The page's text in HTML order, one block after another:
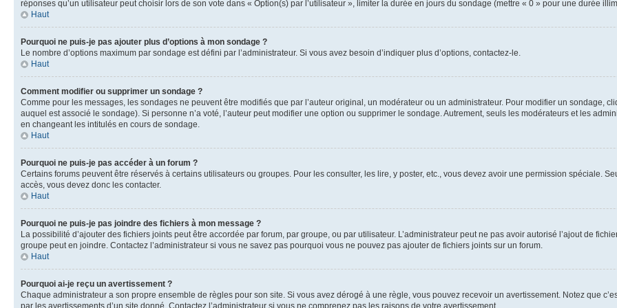
réponses qu’un utilisateur peut choisir lors de son vote dans « Option(s) par l’utilisateur », limiter la durée en jours du sondage (mettre « 0 » pour une durée
Haut
Pourquoi ne puis-je pas ajouter plus d’options à mon sondage ?
Le nombre d’options maximum par sondage est défini par l’administrateur. Si vous avez besoin d’indiquer plus d’options, contactez-le.
Haut
Comment modifier ou supprimer un sondage ?
Comme pour les messages, les sondages ne peuvent être modifiés que par l’auteur original, un modérateur ou un administrateur. Pour modifier un sondage,
auquel est associé le sondage). Si personne n’a voté, l’auteur peut modifier une option ou supprimer le sondage. Autrement, seuls les modérateurs et les
en changeant les intitulés en cours de sondage.
Haut
Pourquoi ne puis-je pas accéder à un forum ?
Certains forums peuvent être réservés à certains utilisateurs ou groupes. Pour les consulter, les lire, y poster, etc., vous devez avoir une permission spéciale.
accès, vous devez donc les contacter.
Haut
Pourquoi ne puis-je pas joindre des fichiers à mon message ?
La possibilité d’ajouter des fichiers joints peut être accordée par forum, par groupe, ou par utilisateur. L’administrateur peut ne pas avoir autorisé l’ajout de
groupe peut en joindre. Contactez l’administrateur si vous ne savez pas pourquoi vous ne pouvez pas ajouter de fichiers joints sur un forum.
Haut
Pourquoi ai-je reçu un avertissement ?
Chaque administrateur a son propre ensemble de règles pour son site. Si vous avez dérogé à une règle, vous pouvez recevoir un avertissement. Notez que
par les avertissements d’un site donné. Contactez l’administrateur si vous ne comprenez pas les raisons de votre avertissement.